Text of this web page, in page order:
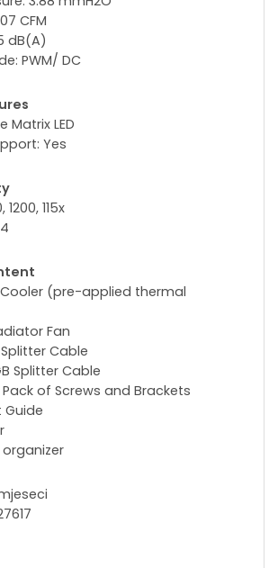
CFM
dB(A)
PWM/ DC
Matrix LED
Yes
1200, 115x
Cooler (pre-applied thermal
Fan
Cable
Splitter Cable
Pack of Screws and Brackets
Guide
organizer